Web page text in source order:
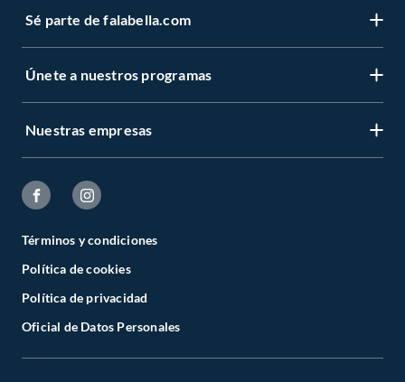
Sé parte de falabella.com
Únete a nuestros programas
Nuestras empresas
Términos y condiciones
Política de cookies
Política de privacidad
Oficial de Datos Personales